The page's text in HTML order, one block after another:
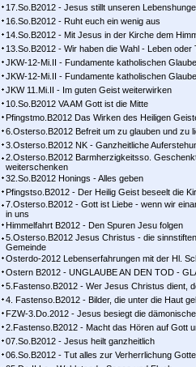
17.So.B2012 - Jesus stillt unseren
16.So.B2012 - Ruht euch ein wenig aus
14.So.B2012 - Mit Jesus in der Kirche dem
13.So.B2012 - Wir haben die Wahl - Leben oder
JKW-12-Mi.II - Fundamente katholischen
JKW-12-Mi.II - Fundamente katholischen
JKW 11.Mi.II - Im guten Geist weiterwirken
10.So.B2012 VA AM Gott ist die Mitte
Pfingstmo.B2012 Das Wirken des Heiligen
6.Osterso.B2012 Befreit um zu glauben und zu
3.Osterso.B2012 NK - Ganzheitliche
2.Osterso.B2012 Barmherzigkeitsso.
weiterschenken
32.So.B2012 Honings - Alles geben
Pfingstso.B2012 - Der Heilig Geist beseelt die
7.Osterso.B2012 - Gott ist Liebe - wenn wir
in uns
Himmelfahrt B2012 - Den Spuren Jesu folgen
5.Osterso.B2012 Jesus Christus - die
Gemeinde
Osterdo-2012 Lebenserfahrungen mit der Hl.
Ostern B2012 - UNGLAUBE AN DEN TOD -
5.Fastenso.B2012 - Wer Jesus Christus dient,
4. Fastenso.B2012 - Bilder, die unter die Haut
FZW-3.Do.2012 - Jesus besiegt die
2.Fastenso.B2012 - Macht das Hören auf Gott
07.So.B2012 - Jesus heilt ganzheitlich
06.So.B2012 - Tut alles zur Verherrlichung